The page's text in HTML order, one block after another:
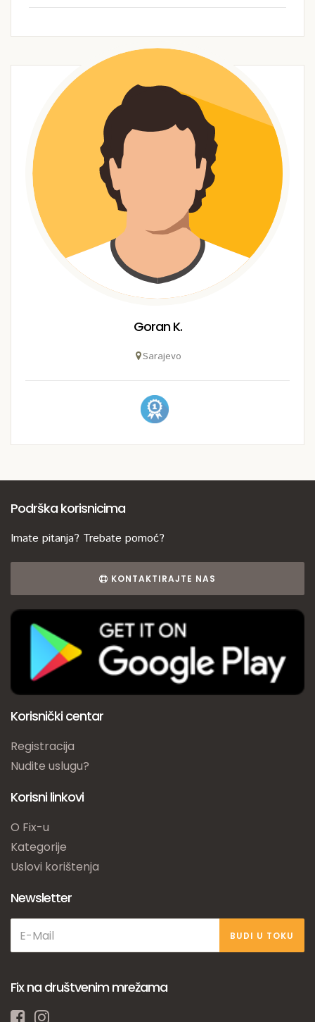
Goran K.
Sarajevo
Podrška korisnicima
Imate pitanja? Trebate pomoć?
KONTAKTIRAJTE NAS
Korisnički centar
Registracija
Nudite uslugu?
Korisni linkovi
O Fix-u
Kategorije
Uslovi korištenja
Newsletter
BUDI U TOKU
Fix na društvenim mrežama